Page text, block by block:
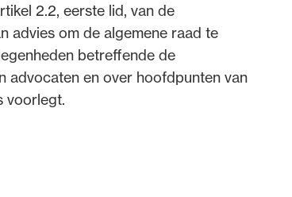
2.2, eerste lid, van de
advies om de algemene raad te
betreffende de
advocaten en over hoofdpunten van
voorlegt.
hun
tot het